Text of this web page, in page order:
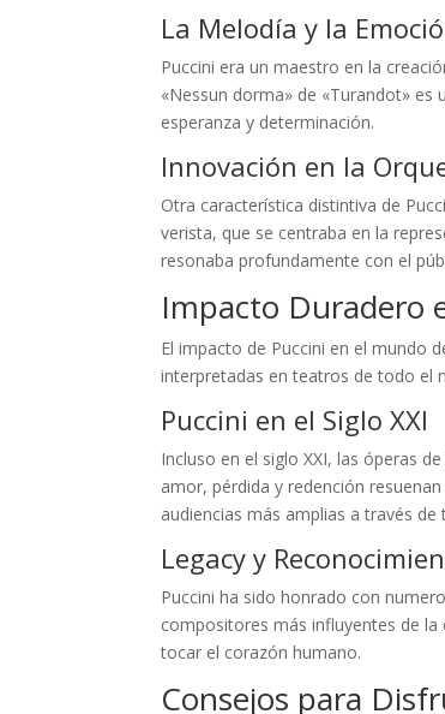
La Melodía y la
Puccini era un maestro en la
«Nessun dorma» de «Turandot»
esperanza y determinación.
Innovación en la
Otra característica distintiva de
verista, que se centraba en la
resonaba profundamente con el
Impacto Duradero
El impacto de Puccini en el mundo
interpretadas en teatros de todo el
Puccini en el Siglo XXI
Incluso en el siglo XXI, las óperas
amor, pérdida y redención
audiencias más amplias a través
Legacy y
Puccini ha sido honrado con
compositores más influyentes de la
tocar el corazón humano.
Consejos para